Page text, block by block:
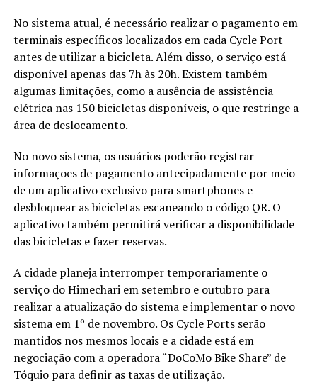
No sistema atual, é necessário realizar o pagamento em
terminais específicos localizados em cada Cycle Port
antes de utilizar a bicicleta. Além disso, o serviço está
disponível apenas das 7h às 20h. Existem também
algumas limitações, como a ausência de assistência
elétrica nas 150 bicicletas disponíveis, o que restringe a
área de deslocamento.
No novo sistema, os usuários poderão registrar
informações de pagamento antecipadamente por meio
de um aplicativo exclusivo para smartphones e
desbloquear as bicicletas escaneando o código QR. O
aplicativo também permitirá verificar a disponibilidade
das bicicletas e fazer reservas.
A cidade planeja interromper temporariamente o
serviço do Himechari em setembro e outubro para
realizar a atualização do sistema e implementar o novo
sistema em 1º de novembro. Os Cycle Ports serão
mantidos nos mesmos locais e a cidade está em
negociação com a operadora “DoCoMo Bike Share” de
Tóquio para definir as taxas de utilização.